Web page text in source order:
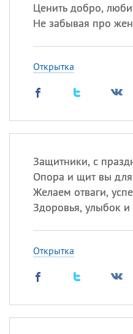
Ценить добро,
Не забывая про
Открытка
Защитники, с
Опора и щит вы для
Желаем отваги,
Здоровья, улыбок и
Открытка